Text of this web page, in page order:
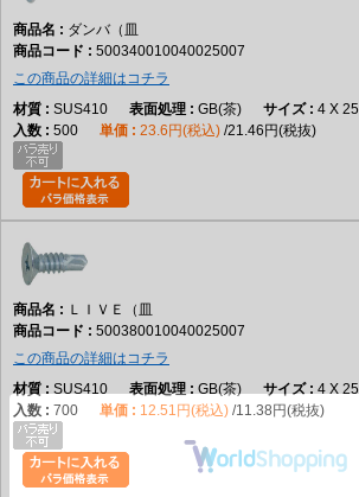
ダンバ（皿
500340010040025007
この商品の詳細はコチラ
SUS410
GB(茶) 4 X 25
500
23.6円(税込) 21.46円(税抜)
ＬＩＶＥ（皿
500380010040025007
この商品の詳細はコチラ
SUS410
GB(茶) 4 X 25
700
12.51円(税込) 11.38円(税抜)